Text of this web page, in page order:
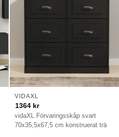
vidaXL Förvaringsskåp svart
70x35,5x67,5 cm konstruerat trä
VIDAXL
1364 kr